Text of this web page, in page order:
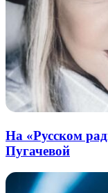
На «Русском
Пугачевой